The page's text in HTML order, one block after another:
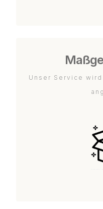
Unser Service